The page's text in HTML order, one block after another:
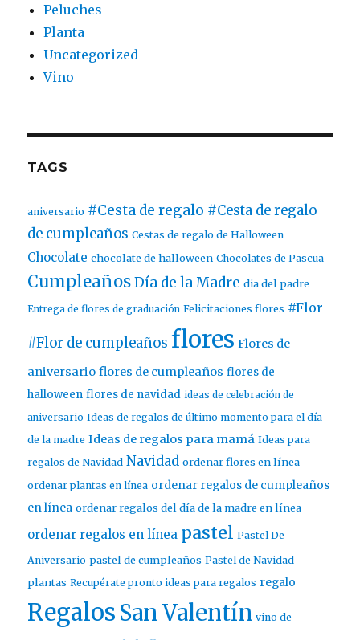
Peluches
Planta
Uncategorized
Vino
TAGS
aniversario #Cesta de regalo #Cesta de regalo
de cumpleaños Cestas de regalo de Halloween
Chocolate chocolate de halloween Chocolates de Pascua
Cumpleaños Día de la Madre dia del padre
Entrega de flores de graduación Felicitaciones flores #Flor
#Flor de cumpleaños flores Flores de
aniversario flores de cumpleaños flores de
halloween flores de navidad ideas de celebración de
aniversario Ideas de regalos de último momento para el día
de la madre Ideas de regalos para mamá Ideas para
regalos de Navidad Navidad ordenar flores en línea
ordenar plantas en línea ordenar regalos de cumpleaños
en línea ordenar regalos del día de la madre en línea
ordenar regalos en línea pastel Pastel De
Aniversario pastel de cumpleaños Pastel de Navidad
plantas Recupérate pronto ideas para regalos regalo
Regalos San Valentín vino de